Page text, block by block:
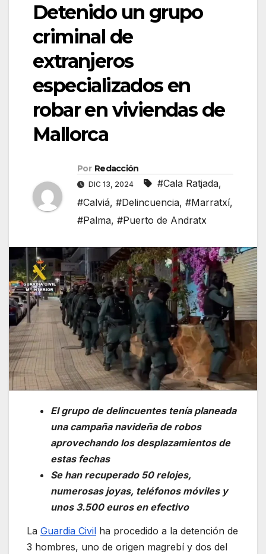
Detenido un grupo
criminal de
extranjeros
especializados en
robar en viviendas de
Mallorca
Por Redacción
DIC 13, 2024 #Cala Ratjada,
#Calviá, #Delincuencia, #Marratxí,
#Palma, #Puerto de Andratx
El grupo de delincuentes tenía planeada
una campaña navideña de robos
aprovechando los desplazamientos de
estas fechas
Se han recuperado 50 relojes,
numerosas joyas, teléfonos móviles y
unos 3.500 euros en efectivo
La Guardia Civil ha procedido a la detención de
3 hombres, uno de origen magrebí y dos del